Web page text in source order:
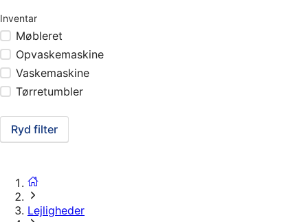
Inventar
Møbleret
Opvaskemaskine
Vaskemaskine
Tørretumbler
Ryd filter
Lejligheder